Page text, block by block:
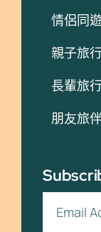
情侶同
親子旅
長輩旅
朋友旅